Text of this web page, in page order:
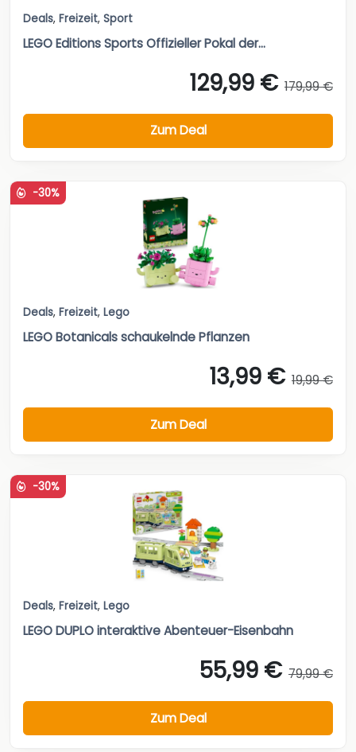
Deals, Freizeit, Sport
LEGO Editions Sports Offizieller Pokal der...
129,99 € 179,99 €
Zum Deal
-30%
Deals, Freizeit, Lego
LEGO Botanicals schaukelnde Pflanzen
13,99 € 19,99 €
Zum Deal
-30%
Deals, Freizeit, Lego
LEGO DUPLO interaktive Abenteuer-Eisenbahn
55,99 € 79,99 €
Zum Deal